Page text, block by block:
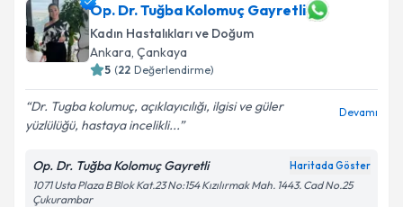
Op. Dr. Tuğba Kolomuç Gayretli
Kadın Hastalıkları ve Doğum
Ankara, Çankaya
5 (22 Değerlendirme)
Dr. Tugba kolumuç, açıklayıcılığı, ilgisi ve güler
yüzlülüğü, hastaya incelikli...
Devamı
Op. Dr. Tuğba Kolomuç Gayretli Haritada Göster
1071 Usta Plaza B Blok Kat.23 No:154 Kızılırmak Mah. 1443. Cad No.25
Çukurambar